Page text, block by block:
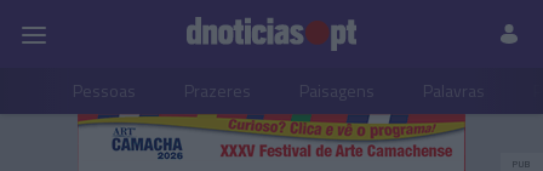
Pessoas Prazeres Paisagens Palavras
PUB